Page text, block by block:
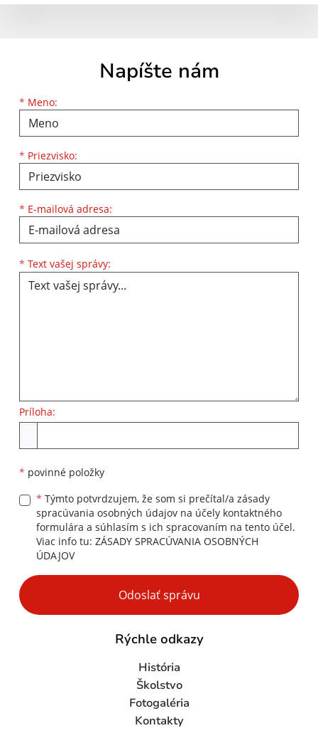
Napíšte nám
* Meno:
Meno
* Priezvisko:
Priezvisko
* E-mailová adresa:
E-mailová adresa
* Text vašej správy:
Príloha:
* povinné položky
* Týmto potvrdzujem, že som si prečítal/a zásady
spracúvania osobných údajov na účely kontaktného
formulára a súhlasím s ich spracovaním na tento účel.
Viac info tu: ZÁSADY SPRACÚVANIA OSOBNÝCH
ÚDAJOV
Google reCaptcha Response
Odoslať správu
Rýchle odkazy
História
Školstvo
Fotogaléria
Kontakty